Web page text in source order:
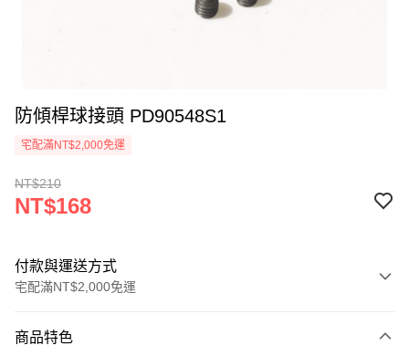
防傾桿球接頭 PD90548S1
宅配滿NT$2,000免運
NT$210
NT$168
付款與運送方式
宅配滿NT$2,000免運
信用卡一次付款
商品特色